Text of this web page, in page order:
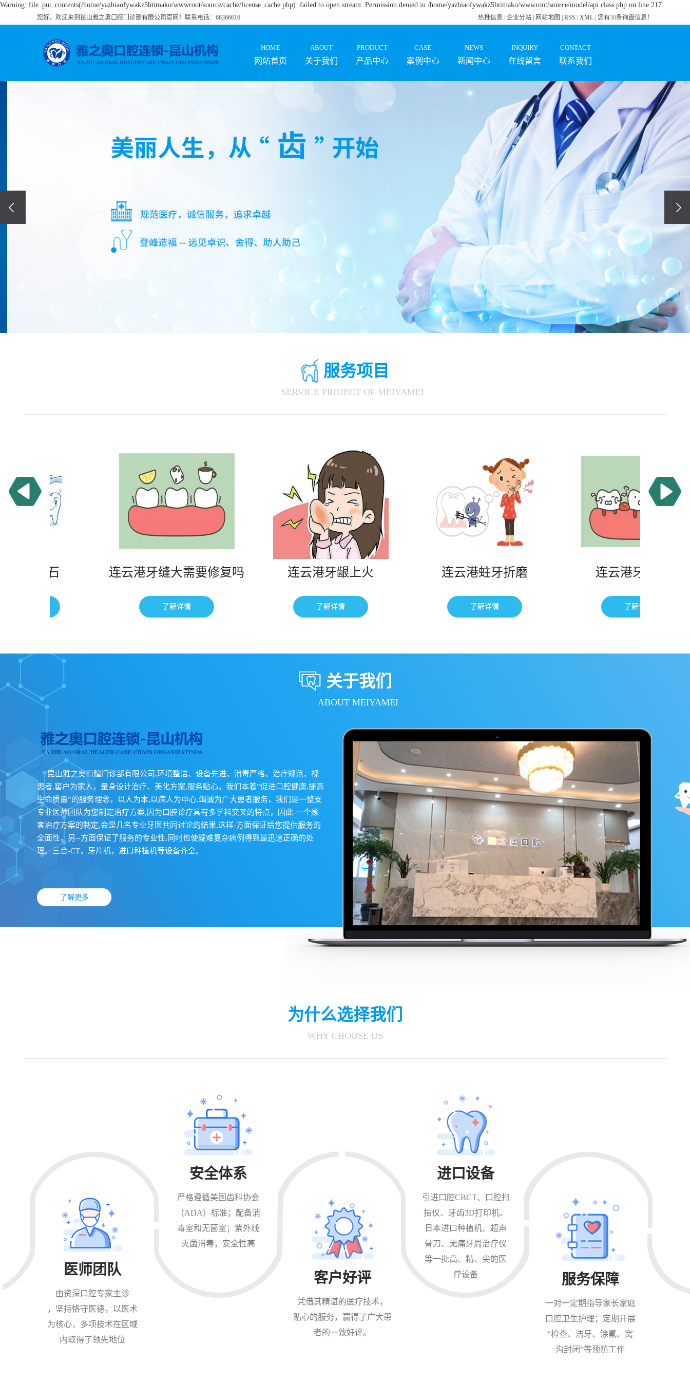
Warning: file_put_contents(/home/yazhiaofywakz5htimako/wwwroot/source/cache/license_cache.php): failed to open stream: Permission denied in /home/yazhiaofywakz5htimako/wwwroot/source/model/api.class.php on line 217
您好，欢迎来到昆山雅之奥口腔门诊部有限公司官网！联系电话：66366616 热推信息 企业分站 网站地图 RSS XML 您有30条询盘信息！
HOME
网站首页
ABOUT
关于我们
PRODUCT
产品中心
CASE
案例中心
NEWS
新闻中心
INQUIRY
在线留言
CONTACT
联系我们
服务项目
SERVICE PROJECT OF MEIYAMEI
连云港牙缝大需要修复吗
了解详情
连云港牙龈上火
了解详情
连云港蛀牙折磨
了解详情
连云港牙龈出血
了解详情
关于我们
ABOUT MEIYAMEI
昆山雅之奥口膣门诊部有限公司,环境整洁、设备先进、消毒严格、治疗规范，视
患者.窖户为家人，量身设计治疗、美化方案,服务贴心。我们本着”促进口腔健康,提高
生命质量”的服务理念，以人为本,以病人为中心,竭诚为广大患者服务，我们是一整支
专业医师团队为您制定治疗方案,因为口腔诊疗具有多学科交叉的特点，因此-一个顾
客治疗方案的制定,会是几名专业牙医共同讨论的结果,这样-方面保证给您提供服务的
全面性，另--方面保证了服务的专业性,同时也使疑难复杂病例得到最迅速正确的处
理。三合-CT，牙片机，进口种植机等设备齐全。
了解更多
为什么选择我们
WHY CHOOSE US
医师团队
由资深口腔专家主诊
，坚持恪守医德，以医术
为核心，多项技术在区域
内取得了领先地位
安全体系
严格遵循美国齿科协会
（ADA）标准；配备消
毒室和无菌室；紫外线
灭菌消毒，安全性高
客户好评
凭借其精湛的医疗技术，
贴心的服务，赢得了广大患
者的一致好评。
进口设备
引进口腔CBCT、口腔扫
描仪、牙齿3D打印机、
日本进口种植机、超声
骨刀、无痛牙周治疗仪
等一批高、精、尖的医
疗设备
服务保障
一对一定期指导家长家庭
口腔卫生护理；定期开展
“检查、洁牙、涂氟、窝
沟封闭”等预防工作